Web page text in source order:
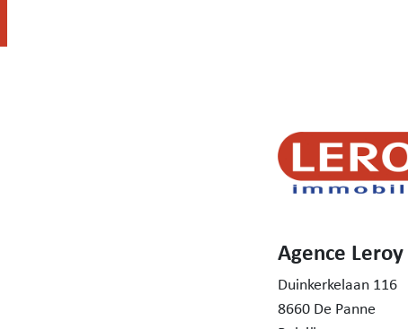
Agence
Duinkerkelaan 116
8660 De Panne